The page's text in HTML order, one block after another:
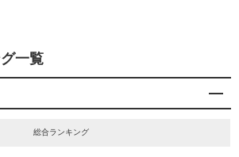
一覧
総合ランキング